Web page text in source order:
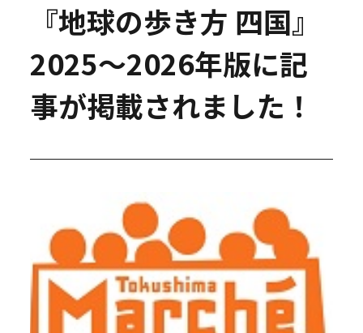
『地球の歩き方 四国』
2025～2026年版に記
事が掲載されました！